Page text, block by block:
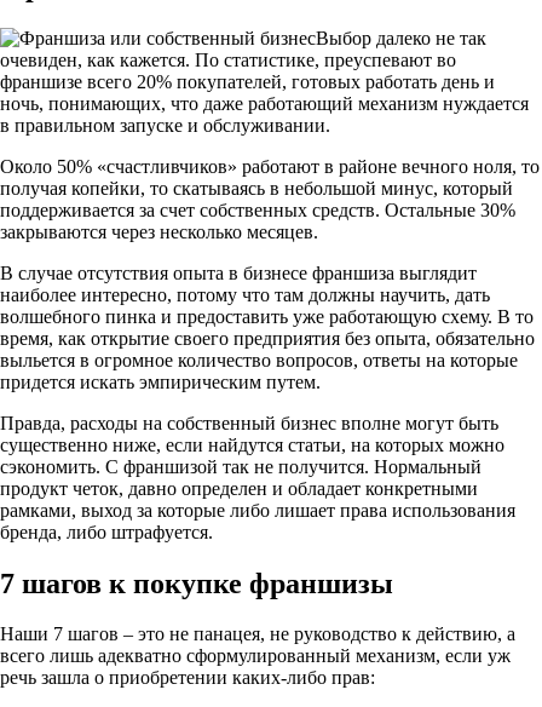
Выбор далеко не так
очевиден, как кажется. По статистике, преуспевают во
франшизе всего 20% покупателей, готовых работать день и
ночь, понимающих, что даже работающий механизм нуждается
в правильном запуске и обслуживании.
Около 50% «счастливчиков» работают в районе вечного ноля, то
получая копейки, то скатываясь в небольшой минус, который
поддерживается за счет собственных средств. Остальные 30%
закрываются через несколько месяцев.
В случае отсутствия опыта в бизнесе франшиза выглядит
наиболее интересно, потому что там должны научить, дать
волшебного пинка и предоставить уже работающую схему. В то
время, как открытие своего предприятия без опыта, обязательно
выльется в огромное количество вопросов, ответы на которые
придется искать эмпирическим путем.
Правда, расходы на собственный бизнес вполне могут быть
существенно ниже, если найдутся статьи, на которых можно
сэкономить. С франшизой так не получится. Нормальный
продукт четок, давно определен и обладает конкретными
рамками, выход за которые либо лишает права использования
бренда, либо штрафуется.
7 шагов к покупке франшизы
Наши 7 шагов – это не панацея, не руководство к действию, а
всего лишь адекватно сформулированный механизм, если уж
речь зашла о приобретении каких-либо прав: